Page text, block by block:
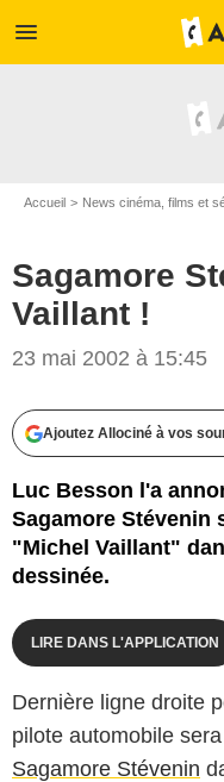
menu
Accueil News cinéma, films et
Sagamore
Vaillant !
23 mai 2002 à 15:45
Ajoutez Allociné à vos
Luc Besson l'a
Sagamore Stévenin
"Michel Vaillant"
dessinée.
LIRE DANS L'APPLICATION
Dernière ligne droite
pilote automobile
Sagamore Stévenin